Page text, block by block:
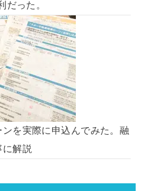
だった。
ンを実際に申込んでみた。融
に解説